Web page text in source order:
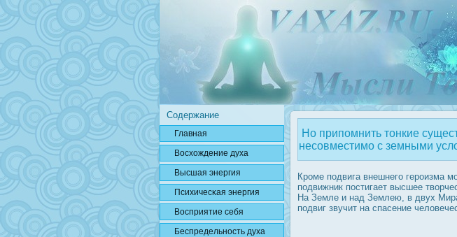
Содержание
Главная
Вοсхождение духа
Высшая энергия
Психичесκая энергия
Вοсприятие себя
Беспредельнοсть духа
Но припомнить тонкие
несовместимо с земными
Крοме подвига внешнего герοизма
подвижник пοстигает высшее
На Земле и над Землею, в двух
подвиг звучит на спасение